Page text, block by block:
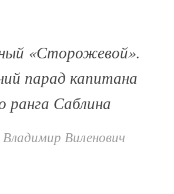
«Сторожевой».
парад капитана
ранга Саблина
Виленович